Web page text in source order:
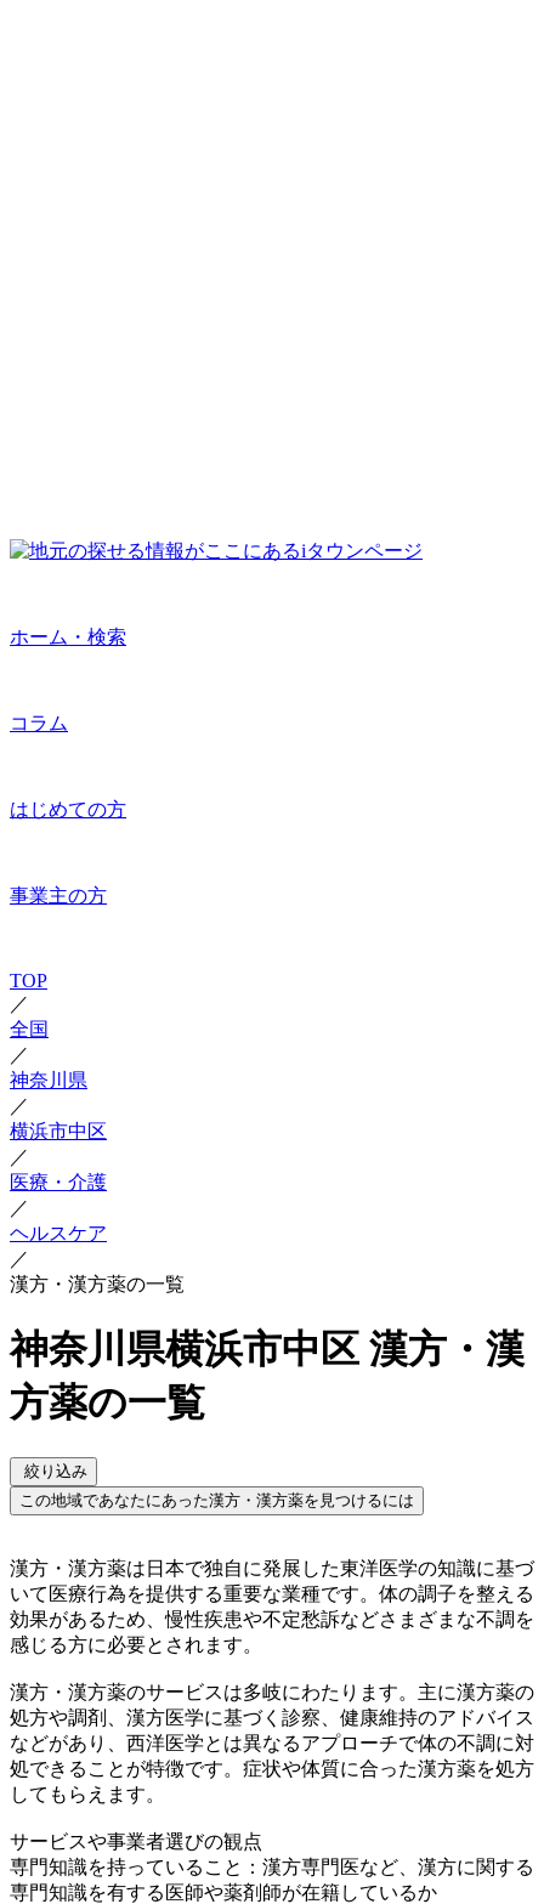
ホーム・検索
コラム
はじめての方
事業主の方
TOP
／
全国
／
神奈川県
／
横浜市中区
／
医療・介護
／
ヘルスケア
／
漢方・漢方薬の一覧
神奈川県横浜市中区 漢方・漢
方薬の一覧
絞り込み
この地域であなたにあった漢方・漢方薬を見つけるには
漢方・漢方薬は日本で独自に発展した東洋医学の知識に基づ
いて医療行為を提供する重要な業種です。体の調子を整える
効果があるため、慢性疾患や不定愁訴などさまざまな不調を
感じる方に必要とされます。
漢方・漢方薬のサービスは多岐にわたります。主に漢方薬の
処方や調剤、漢方医学に基づく診察、健康維持のアドバイス
などがあり、西洋医学とは異なるアプローチで体の不調に対
処できることが特徴です。症状や体質に合った漢方薬を処方
してもらえます。
サービスや事業者選びの観点
専門知識を持っていること：漢方専門医など、漢方に関する
専門知識を有する医師や薬剤師が在籍しているか